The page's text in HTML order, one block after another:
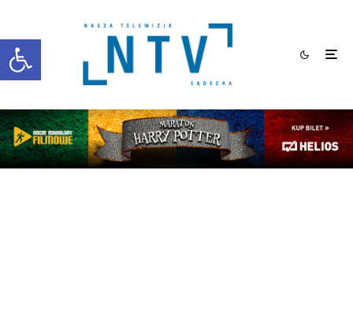
Otwórz pasek narzędzi